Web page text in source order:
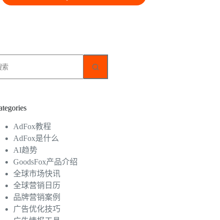
AdFox教程
AdFox是什么
AI趋势
GoodsFox产品介绍
全球市场快讯
全球营销日历
品牌营销案例
广告优化技巧